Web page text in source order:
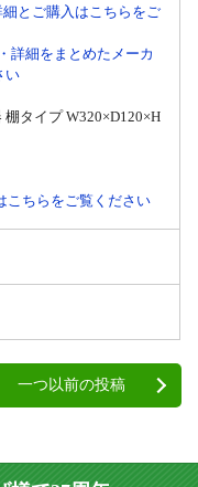
とご購入はこちらをご
詳細をまとめたメーカ
い
タイプ W320×D120×H
こちらをご覧ください
一つ以前の投稿